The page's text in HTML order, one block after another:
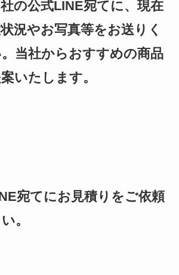
の公式LINE宛てに、現在
況やお写真等をお送りく
当社からおすすめの商品
いたします。
宛てにお見積りをご依頼
。